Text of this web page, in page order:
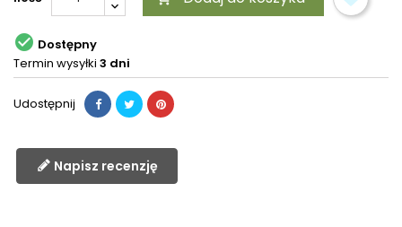
 Dostępny
Termin wysyłki 3 dni
Udostępnij
Napisz recenzję